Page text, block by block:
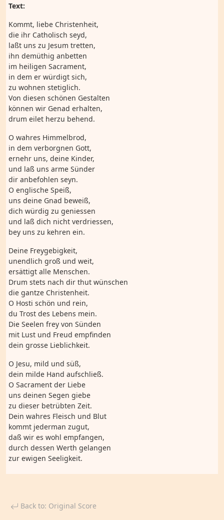
Text:
Kommt, liebe Christenheit,
die ihr Catholisch seyd,
laßt uns zu Jesum tretten,
ihn demüthig anbetten
im heiligen Sacrament,
in dem er würdigt sich,
zu wohnen stetiglich.
Von diesen schönen Gestalten
können wir Genad erhalten,
drum eilet herzu behend.
O wahres Himmelbrod,
in dem verborgnen Gott,
ernehr uns, deine Kinder,
und laß uns arme Sünder
dir anbefohlen seyn.
O englische Speiß,
uns deine Gnad beweiß,
dich würdig zu geniessen
und laß dich nicht verdriessen,
bey uns zu kehren ein.
Deine Freygebigkeit,
unendlich groß und weit,
ersättigt alle Menschen.
Drum stets nach dir thut wünschen
die gantze Christenheit.
O Hosti schön und rein,
du Trost des Lebens mein.
Die Seelen frey von Sünden
mit Lust und Freud empfinden
dein grosse Lieblichkeit.
O Jesu, mild und süß,
dein milde Hand aufschließ.
O Sacrament der Liebe
uns deinen Segen giebe
zu dieser betrübten Zeit.
Dein wahres Fleisch und Blut
kommt jederman zugut,
daß wir es wohl empfangen,
durch dessen Werth gelangen
zur ewigen Seeligkeit.
Back to: Original Score